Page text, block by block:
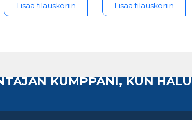
Lisää tilauskoriin Lisää tilauskoriin
KUMPPANI, KUN